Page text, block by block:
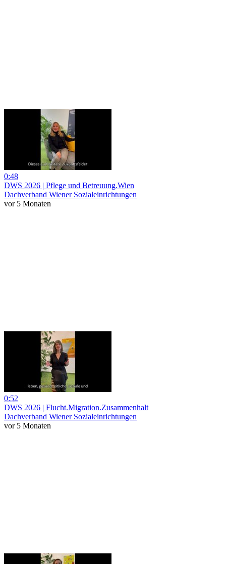
0:48
DWS 2026 | Pflege und Betreuung.Wien
Dachverband Wiener Sozialeinrichtungen
vor 5 Monaten
0:52
DWS 2026 | Flucht.Migration.Zusammenhalt
Dachverband Wiener Sozialeinrichtungen
vor 5 Monaten